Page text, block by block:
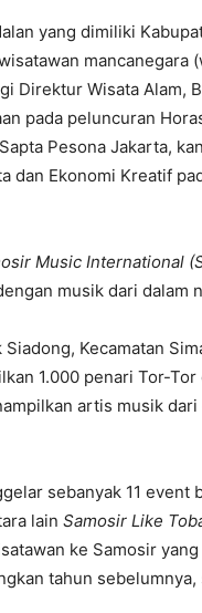
yang dimiliki
mancanegara
Direktur Wisata Alam,
pada peluncuran
Pesona Jakarta,
dan Ekonomi Kreatif
Music International
musik dari dalam
Kecamatan
1.000 penari Tor-
artis musik
sebanyak 11 event
lain Samosir Like
ke Samosir
tahun